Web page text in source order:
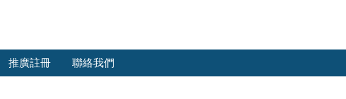
推廣註冊 聯絡我們